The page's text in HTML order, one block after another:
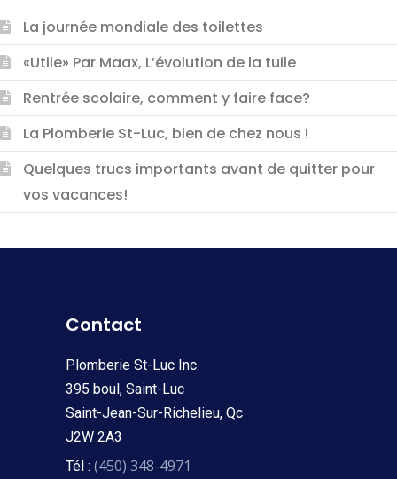
La journée mondiale des toilettes
«Utile» Par Maax, L’évolution de la tuile
Rentrée scolaire, comment y faire face?
La Plomberie St-Luc, bien de chez nous !
Quelques trucs importants avant de quitter pour
vos vacances!
Contact
Plomberie St-Luc Inc.
395 boul, Saint-Luc
Saint-Jean-Sur-Richelieu, Qc
J2W 2A3
Tél : (450) 348-4971